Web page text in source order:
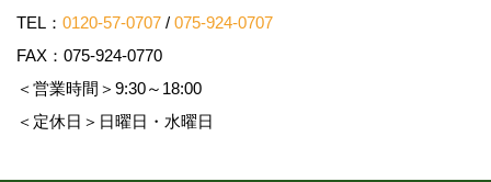
TEL： 0120-57-0707 / 075-924-0707
FAX：075-924-0770
＜営業時間＞9:30～18:00
＜定休日＞日曜日・水曜日